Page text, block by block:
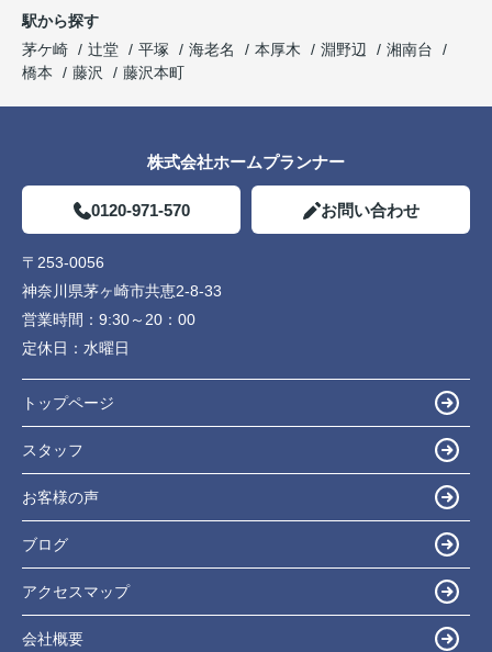
駅から探す
茅ケ崎
辻堂 平塚 海老名 本厚木 淵野辺
湘南台
橋本
藤沢 藤沢本町
株式会社ホームプランナー
0120-971-570 お問い合わせ
〒253-0056
神奈川県茅ヶ崎市共恵2-8-33
営業時間： 9:30～20：00
定休日： 水曜日
トップページ
スタッフ
お客様の声
ブログ
アクセスマップ
会社概要